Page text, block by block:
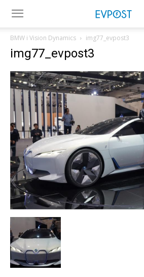
BMW i Vision Dynamics img77_evpost3
img77_evpost3